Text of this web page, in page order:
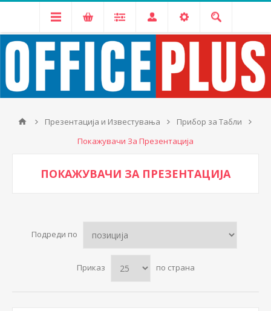
Презентација и Известувања
Прибор за Табли
Покажувачи За Презентација
ПОКАЖУВАЧИ ЗА ПРЕЗЕНТАЦИЈА
Подреди по
Приказ по страна